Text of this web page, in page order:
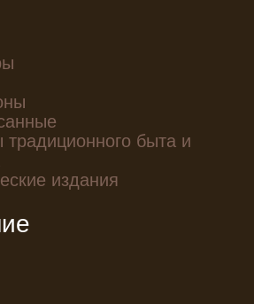
быта и
издания